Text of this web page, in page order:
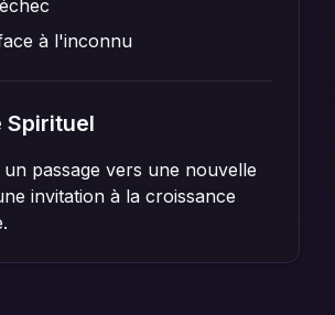
à l'inconnu
Spirituel
passage vers une nouvelle
invitation à la croissance